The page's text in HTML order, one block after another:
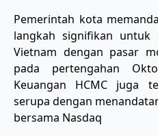
​Pemerintah kota
langkah signifikan untuk
Vietnam dengan pasar
pada pertengahan
Keuangan HCMC juga
serupa dengan
bersama Nasdaq